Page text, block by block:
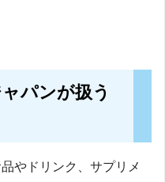
パンが扱う
やドリンク、サプリメ